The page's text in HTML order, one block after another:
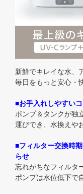
新鮮でキレイな水、
毎日をもっと安心・
■お手入れしやすい
ポンプ＆タンクが独
運びでき、水換えや
■フィルター交換時
らせ
忘れがちなフィルタ
ポンプは水位低下で